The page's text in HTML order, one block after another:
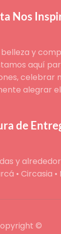
Nos
y
aquí
celebrar
alegrar
de
y
• Circasia
©